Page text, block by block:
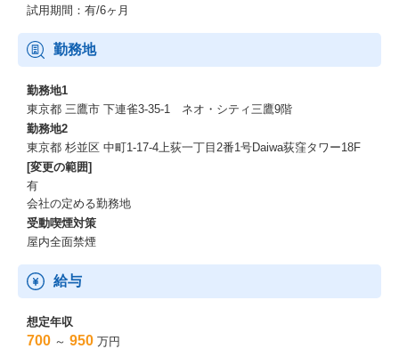
試用期間：有/6ヶ月
勤務地
勤務地1
東京都 三鷹市 下連雀3-35-1 ネオ・シティ三鷹9階
勤務地2
東京都 杉並区 中町1-17-4上荻一丁目2番1号Daiwa荻窪タワー18F
[変更の範囲]
有
会社の定める勤務地
受動喫煙対策
屋内全面禁煙
給与
想定年収
700 ～ 950 万円